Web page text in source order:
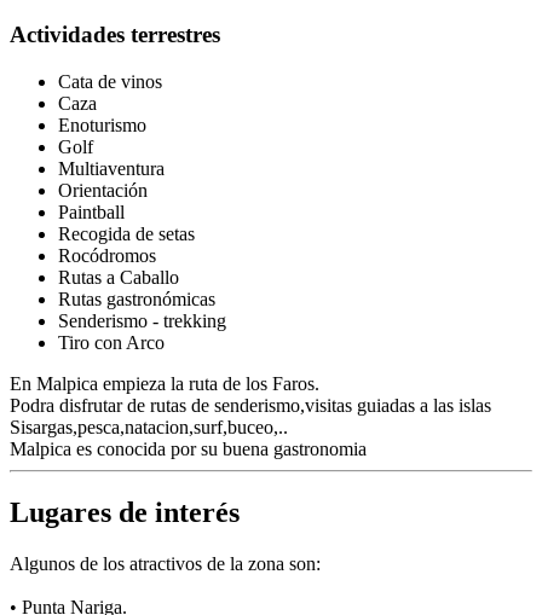
Actividades terrestres
Cata de vinos
Caza
Enoturismo
Golf
Multiaventura
Orientación
Paintball
Recogida de setas
Rocódromos
Rutas a Caballo
Rutas gastronómicas
Senderismo - trekking
Tiro con Arco
En Malpica empieza la ruta de los Faros.
Podra disfrutar de rutas de senderismo,visitas guiadas a las islas
Sisargas,pesca,natacion,surf,buceo,..
Malpica es conocida por su buena gastronomia
Lugares de interés
Algunos de los atractivos de la zona son:
• Punta Nariga.